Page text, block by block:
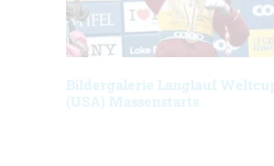
Bildergalerie Langlauf
(USA) Massenstarts